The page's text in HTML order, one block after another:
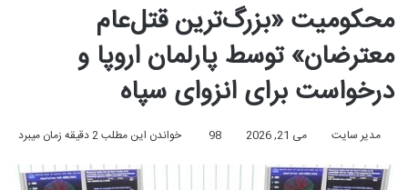
محکومیت «بزرگ‌ترین قتل‌عام
معترضان» توسط پارلمان اروپا و
درخواست برای انزوای سپاه
مدیر سایت می 21, 2026 98 خواندن این مطلب 2 دقیقه زمان میبرد